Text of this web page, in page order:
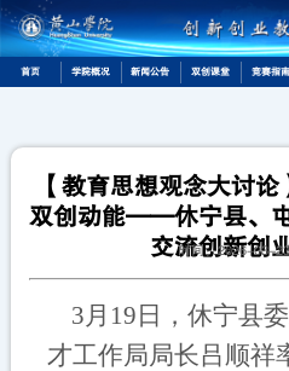
首页 学院概况 新闻公告 双创课堂 竞赛指南
【教育思想观念大讨
双创动能——休宁县、
交流创新创
时间：2026-03-
3月19日，休宁县
才工作局局长吕顺祥